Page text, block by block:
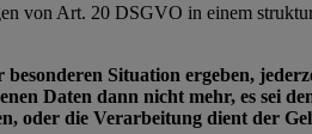
von Art. 20 DSGVO in einem
Situation ergeben,
Daten dann nicht mehr, es sei
oder die Verarbeitung dient der